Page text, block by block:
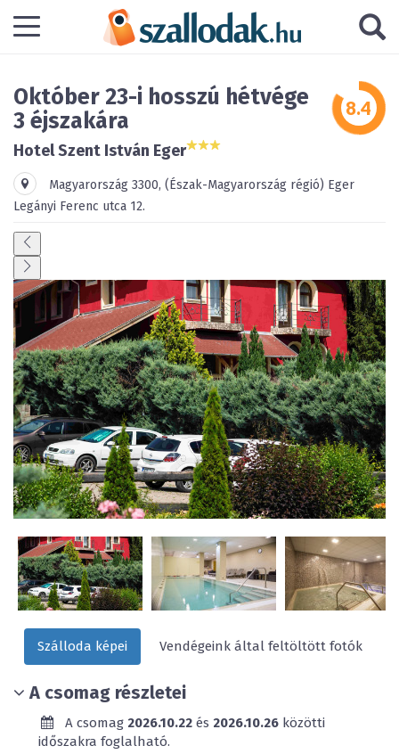
Október 23-i hosszú hétvége
3 éjszakára
Hotel Szent István Eger
Magyarország 3300, (Észak-Magyarország régió) Eger
Legányi Ferenc utca 12.
Szálloda képei Vendégeink által feltöltött fotók
A csomag részletei
A csomag 2026.10.22 és 2026.10.26 közötti
időszakra foglalható.